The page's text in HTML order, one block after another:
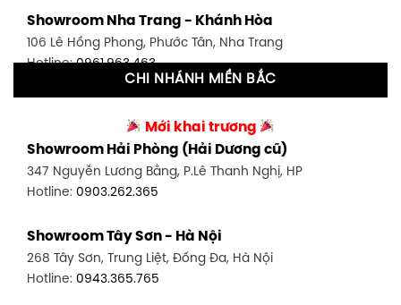
591 Hoàng Văn Thụ, P. 4, Tân Bình, TP HCM
Hotline:0906.256.759
0986.71.8448
Showroom Thuận An - Bình Dương
66 đường DT743, An Phú, Thuận An, Bình Dương
Showroom Biên Hòa - Đồng Nai
452 Nguyễn Ái Quốc, Tân Tiến, TP. Biên Hòa, Đồng Nai
Showroom Nha Trang - Khánh Hòa
106 Lê Hồng Phong, Phước Tân, Nha Trang
Hotline:0961.963.463
27-29 Nguyễn Sỹ Sách, Hưng Bình, TP Vinh, Nghệ An
Hotline:0943.960.966
Showroom Buôn Ma Thuột
Hotline:0934.02.18.18
CHI NHÁNH MIỀN BẮC
Mới khai trương
Showroom Hải Phòng (Hải Dương cũ)
347 Nguyễn Lương Bằng, P.Lê Thanh Nghị, HP
Hotline: 0903.262.365
Showroom Tây Sơn - Hà Nội
268 Tây Sơn, Trung Liệt, Đống Đa, Hà Nội
Hotline: 0943.365.765